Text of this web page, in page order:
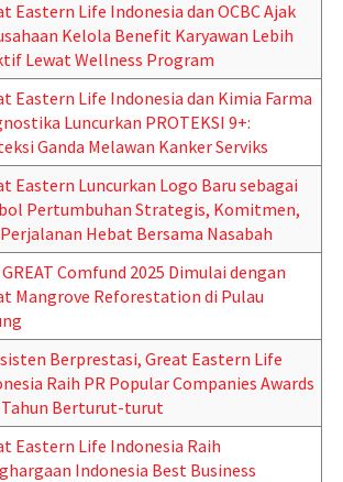
Eastern Life Indonesia dan OCBC Ajak
Kelola Benefit Karyawan Lebih
Lewat Wellness Program
Eastern Life Indonesia dan Kimia Farma
Luncurkan PROTEKSI 9+:
Ganda Melawan Kanker Serviks
Eastern Luncurkan Logo Baru sebagai
Pertumbuhan Strategis, Komitmen,
Hebat Bersama Nasabah
Comfund 2025 Dimulai dengan
Mangrove Reforestation di Pulau
Berprestasi, Great Eastern Life
Raih PR Popular Companies Awards
Tahun Berturut-turut
Eastern Life Indonesia Raih
Indonesia Best Business